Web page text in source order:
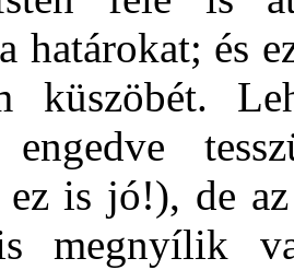
határokat; és
küszöbét.
engedve
ez is jó!), de
megnyílik